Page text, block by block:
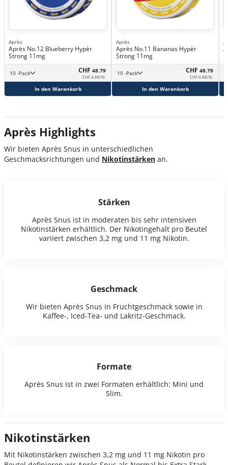
Après
Après No.12 Blueberry Hypèr
Strong 11mg
10 -Pack CHF 48.79
CHF 4.88/St.
In den Warenkorb
Après
Après No.11 Bananas Hypèr
Strong 11mg
10 -Pack CHF 48.79
CHF 4.88/St.
In den Warenkorb
Après Highlights
Wir bieten Après Snus in unterschiedlichen
Geschmacksrichtungen und Nikotinstärken an.
Stärken
Après Snus ist in moderaten bis sehr intensiven
Nikotinstärken erhältlich. Der Nikotingehalt pro Beutel
variiert zwischen 3,2 mg und 11 mg Nikotin.
Geschmack
Wir bieten Après Snus in Fruchtgeschmack sowie in
Kaffee-, Iced-Tea- und Lakritz-Geschmack.
Formate
Après Snus ist in zwei Formaten erhältlich: Mini und
Slim.
Nikotinstärken
Mit Nikotinstärken zwischen 3,2 mg und 11 mg Nikotin pro